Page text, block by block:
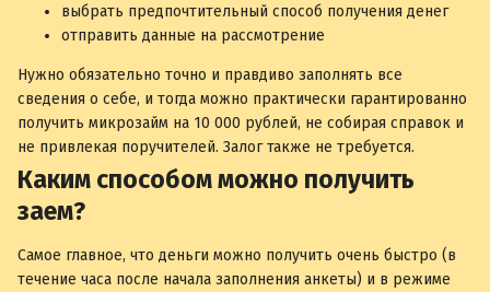
выбрать предпочтительный способ получения денег
отправить данные на рассмотрение
Нужно обязательно точно и правдиво заполнять все
сведения о себе, и тогда можно практически гарантированно
получить микрозайм на 10 000 рублей, не собирая справок и
не привлекая поручителей. Залог также не требуется.
Каким способом можно получить
заем?
Самое главное, что деньги можно получить очень быстро (в
течение часа после начала заполнения анкеты) и в режиме